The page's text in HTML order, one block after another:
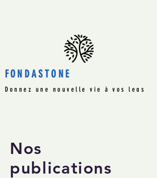
FONDASTONE
Donnez une nouvelle vie à vos legs
Nos
publications